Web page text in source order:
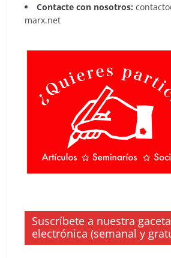
Contacte con nosotros:
marx.net
Suscríbete a nuestra gaceta
electrónica (semanal y